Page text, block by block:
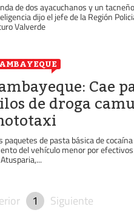
de dos ayacuchanos y un
dijo el jefe de la Región
Valverde
Cae
de droga
paquetes de pasta básica de
del vehículo menor por
1 Siguiente